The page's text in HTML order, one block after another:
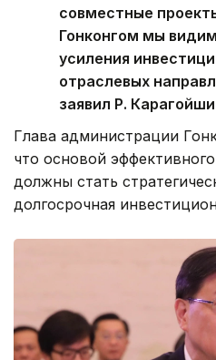
совместные
Гонконгом мы
усиления
отраслевых
заявил Р.
Глава администрации
что основой
должны стать
долгосрочная